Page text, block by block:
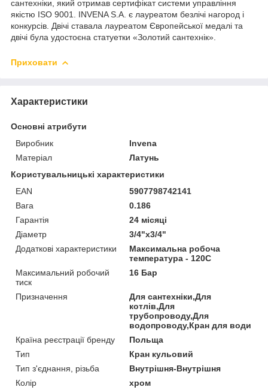
сантехніки, який отримав сертифікат системи управління
якістю ISO 9001. INVENA S.A. є лауреатом безлічі нагород і
конкурсів. Двічі ставала лауреатом Європейської медалі та
двічі була удостоєна статуетки «Золотий сантехнік».
Приховати
Характеристики
Основні атрибути
Виробник
Invena
Матеріал
Латунь
Користувальницькі характеристики
EAN
5907798742141
Вага
0.186
Гарантія
24 місяці
Діаметр
3/4"x3/4"
Додаткові характеристики
Максимальна робоча
температура - 120С
Максимальний робочий
тиск
16 Бар
Призначення
Для сантехніки,Для
котлів,Для
трубопроводу,Для
водопроводу,Кран для води
Країна реєстрації бренду
Польща
Тип
Кран кульовий
Тип з'єднання, різьба
Внутрішня-Внутрішня
Колір
хром